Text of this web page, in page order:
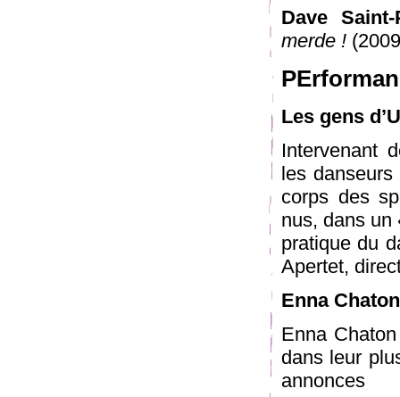
Dave Saint-
merde !
Les gens
Intervenant
les
corps des
nus, dans un
pratique du
Apertet,
Enna Chaton
Enna
dans leur
annonces